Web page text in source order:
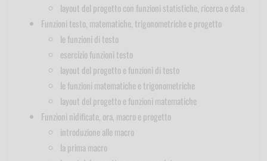
layout del progetto con funzioni statistiche, ricerca e data
Funzioni testo, matematiche, trigonometriche e progetto
le funzioni di testo
esercizio funzioni testo
layout del progetto e funzioni di testo
le funzioni matematiche e trigonometriche
layout del progetto e funzioni matematiche
Funzioni nidificate, ora, macro e progetto
introduzione alle macro
la prima macro